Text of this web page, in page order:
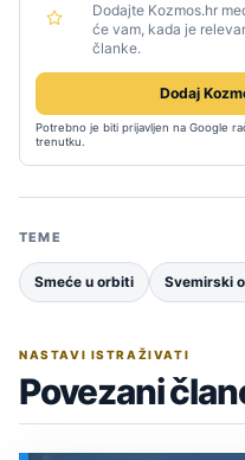
Dodajte Kozmos.hr
će vam, kada je
članke.
Dodaj
Potrebno je biti prijavljen na Google
trenutku.
TEME
Smeće u orbiti Svemirski
NASTAVI ISTRAŽIVATI
Povezani